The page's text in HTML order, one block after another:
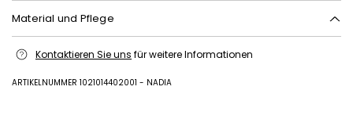
Material und Pflege
wäschetrockner trocknen; im schatten normal trocknen; bügeln mit
zugebunden waschen.; das kleidungsstück vor dem waschen
Kontaktieren Sie uns für weitere Informationen
ARTIKELNUMMER 1021014402001 - NADIA